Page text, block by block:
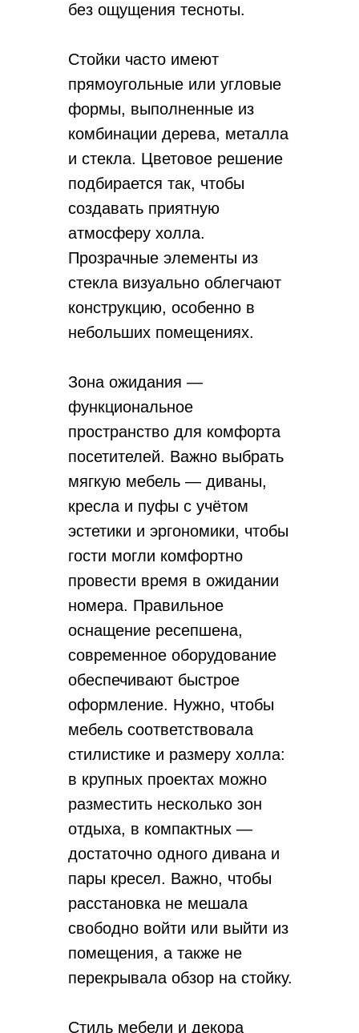
без ощущения тесноты.
Стойки часто имеют
прямоугольные или угловые
формы, выполненные из
комбинации дерева, металла
и стекла. Цветовое решение
подбирается так, чтобы
создавать приятную
атмосферу холла.
Прозрачные элементы из
стекла визуально облегчают
конструкцию, особенно в
небольших помещениях.
Зона ожидания —
функциональное
пространство для комфорта
посетителей. Важно выбрать
мягкую мебель — диваны,
кресла и пуфы с учётом
эстетики и эргономики, чтобы
гости могли комфортно
провести время в ожидании
номера. Правильное
оснащение ресепшена,
современное оборудование
обеспечивают быстрое
оформление. Нужно, чтобы
мебель соответствовала
стилистике и размеру холла:
в крупных проектах можно
разместить несколько зон
отдыха, в компактных —
достаточно одного дивана и
пары кресел. Важно, чтобы
расстановка не мешала
свободно войти или выйти из
помещения, а также не
перекрывала обзор на стойку.
Стиль мебели и декора